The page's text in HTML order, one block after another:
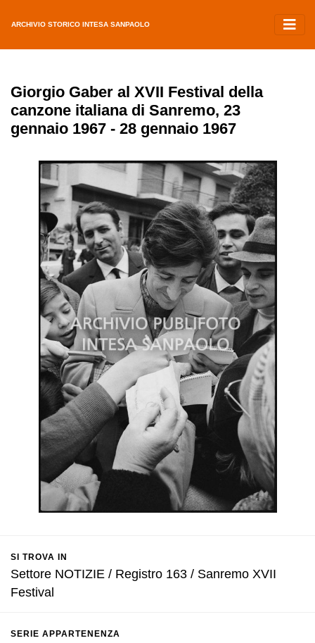
ARCHIVIO STORICO INTESA SANPAOLO
Giorgio Gaber al XVII Festival della
canzone italiana di Sanremo, 23
gennaio 1967 - 28 gennaio 1967
SI TROVA IN
Settore NOTIZIE / Registro 163 / Sanremo XVII
Festival
SERIE APPARTENENZA